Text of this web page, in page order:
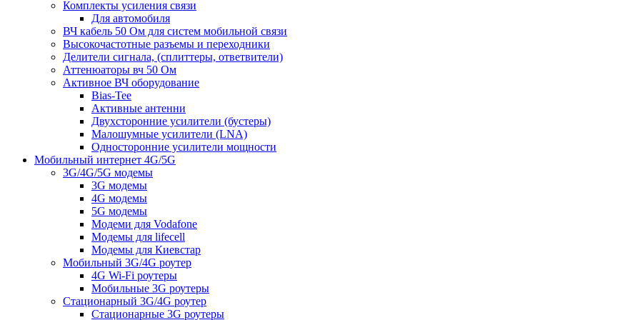
Комплекты усиления связи
Для автомобиля
ВЧ кабель 50 Ом для систем мобильной связи
Высокочастотные разъемы и переходники
Делители сигнала, (сплиттеры, ответвители)
Аттенюаторы вч 50 Ом
Активное ВЧ оборудование
Bias-Tee
Активные антенни
Двухсторонние усилители (бустеры)
Малошумные усилители (LNA)
Односторонние усилители мощности
Мобильный интернет 4G/5G
3G/4G/5G модемы
3G модемы
4G модемы
5G модемы
Модеми для Vodafone
Модемы для lifecell
Модемы для Киевстар
Мобильный 3G/4G роутер
4G Wi-Fi роутеры
Мобильные 3G роутеры
Стационарный 3G/4G роутер
Стационарные 3G роутеры